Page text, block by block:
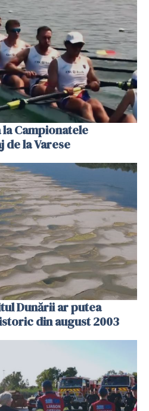
Campionatele
de la Varese
Dunării ar putea
din august 2003